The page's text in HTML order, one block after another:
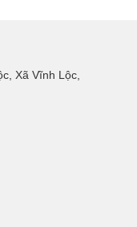
Xã Vĩnh Lộc,